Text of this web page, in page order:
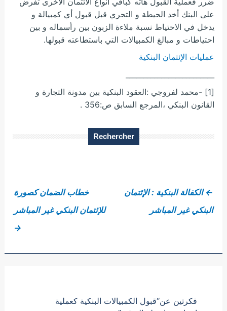
على البنك أخد الحيطة و التحري قبل قبول أي كمبيالة و
يدخل في الاحتياط نسبة ملاءة الزبون بين رأسماله و بين
احتياطات و مبالغ الكمبيالات التي باستطاعته قبولها.
عمليات الإئتمان البنكية
[1] -محمد لفروجي :العقود البنكية بين مدونة التجارة و
القانون البنكي ،المرجع السابق ص:356 .
Rechercher
← الكفالة البنكية : الإئتمان
البنكي غير المباشر
خطاب الضمان كصورة
للإئتمان البنكي غير المباشر
→
فكرتين عن“قبول الكمبيالات البنكية كعملية